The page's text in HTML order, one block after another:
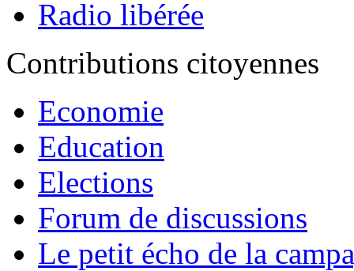
Radio libérée
Contributions citoyennes
Economie
Education
Elections
Forum de discussions
Le petit écho de la